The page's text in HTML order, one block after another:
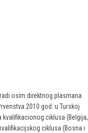
osim direktnog plasmana
2010 god. u Turskoj
kvalifikacionog ciklusa (Belgija,
ciklusa (Bosna i